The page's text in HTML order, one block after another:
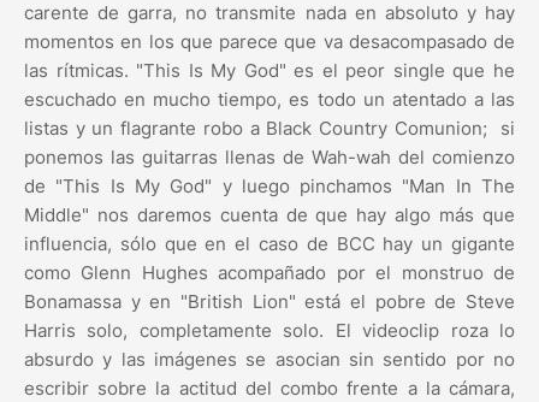
carente de garra, no transmite nada en absoluto y hay
momentos en los que parece que va desacompasado de
las rítmicas. "This Is My God" es el peor single que he
escuchado en mucho tiempo, es todo un atentado a las
listas y un flagrante robo a Black Country Comunion; si
ponemos las guitarras llenas de Wah-wah del comienzo
de "This Is My God" y luego pinchamos "Man In The
Middle" nos daremos cuenta de que hay algo más que
influencia, sólo que en el caso de BCC hay un gigante
como Glenn Hughes acompañado por el monstruo de
Bonamassa y en "British Lion" está el pobre de Steve
Harris solo, completamente solo. El videoclip roza lo
absurdo y las imágenes se asocian sin sentido por no
escribir sobre la actitud del combo frente a la cámara,